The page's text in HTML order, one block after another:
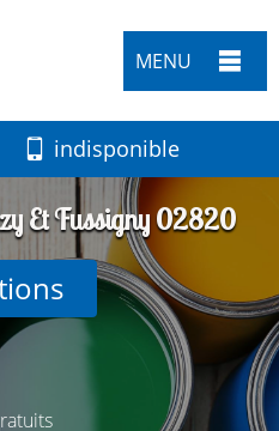
MENU
indisponible
Et Fussigny 02820